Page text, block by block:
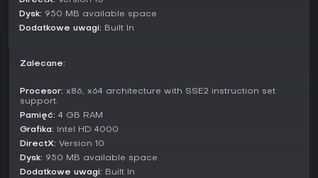
akcji czy głębokiej strategii.
Dysk: 950 MB available space
Dodatkowe uwagi: Built In
Zalecane:
Procesor: x86, x64 architecture with SSE2 instruction set
support.
Pamięć: 4 GB RAM
Grafika: Intel HD 4000
DirectX: Version 10
Dysk: 950 MB available space
Dodatkowe uwagi: Built In